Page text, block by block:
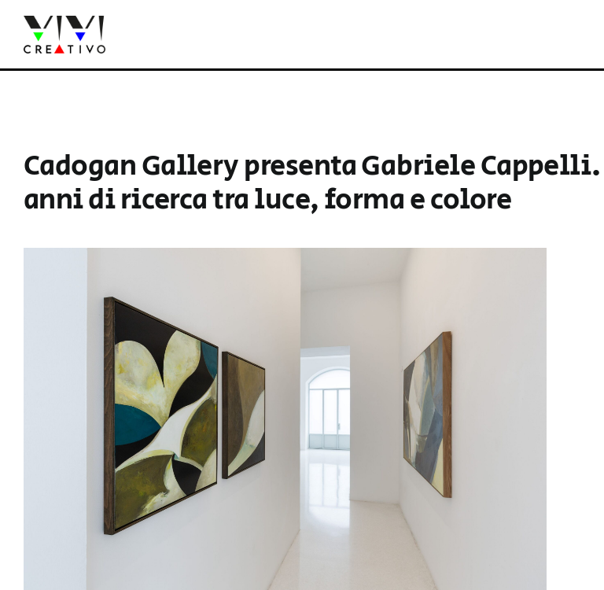
contenuto
Cadogan Gallery presenta Gabriele
anni di ricerca tra luce, forma e colore